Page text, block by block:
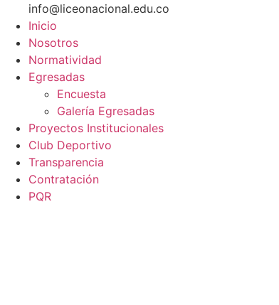
info@liceonacional.edu.co
Inicio
Nosotros
Normatividad
Egresadas
Encuesta
Galería Egresadas
Proyectos Institucionales
Club Deportivo
Transparencia
Contratación
PQR